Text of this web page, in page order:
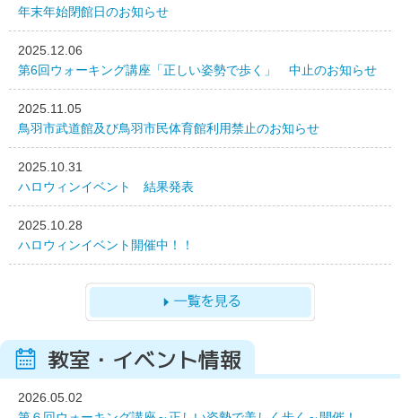
年末年始閉館日のお知らせ
2025.12.06
第6回ウォーキング講座「正しい姿勢で歩く」 中止のお知らせ
2025.11.05
鳥羽市武道館及び鳥羽市民体育館利用禁止のお知らせ
2025.10.31
ハロウィンイベント 結果発表
2025.10.28
ハロウィンイベント開催中！！
教室・イベント情報
2026.05.02